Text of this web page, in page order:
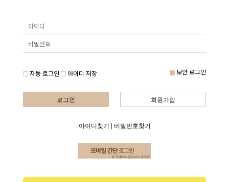
자동 로그인 아이디 저장 보안 로그인
로그인 회원가입
아이디찾기 비밀번호찾기